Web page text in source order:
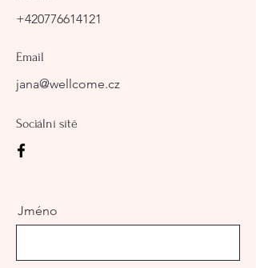
+420776614121
Email
jana@wellcome.cz
Sociální sítě
Jméno